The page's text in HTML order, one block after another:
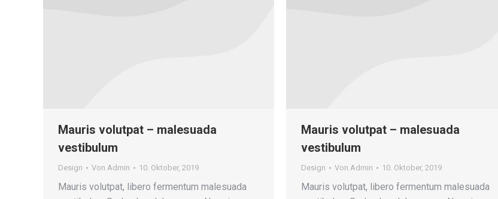
Mauris volutpat – malesuada
vestibulum
Design Von Admin 10. Oktober, 2019
Mauris volutpat, libero fermentum malesuada
Mauris volutpat – malesuada
vestibulum
Design Von Admin 10. Oktober, 2019
Mauris volutpat, libero fermentum malesuada